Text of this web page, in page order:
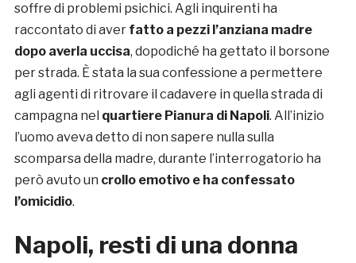
soffre di problemi psichici. Agli inquirenti ha
raccontato di aver fatto a pezzi l’anziana madre
dopo averla uccisa, dopodiché ha gettato il borsone
per strada. È stata la sua confessione a permettere
agli agenti di ritrovare il cadavere in quella strada di
campagna nel quartiere Pianura di Napoli. All’inizio
l’uomo aveva detto di non sapere nulla sulla
scomparsa della madre, durante l’interrogatorio ha
però avuto un crollo emotivo e ha confessato
l’omicidio.
Napoli, resti di una donna